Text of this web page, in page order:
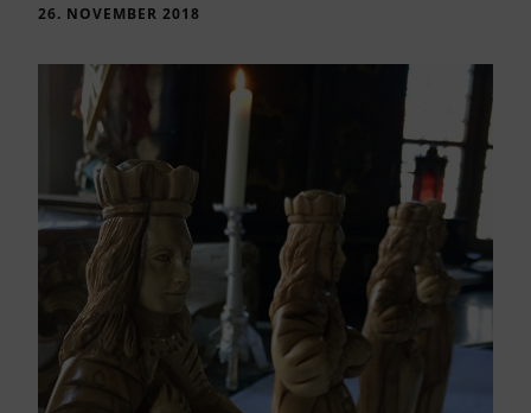
26. NOVEMBER 2018